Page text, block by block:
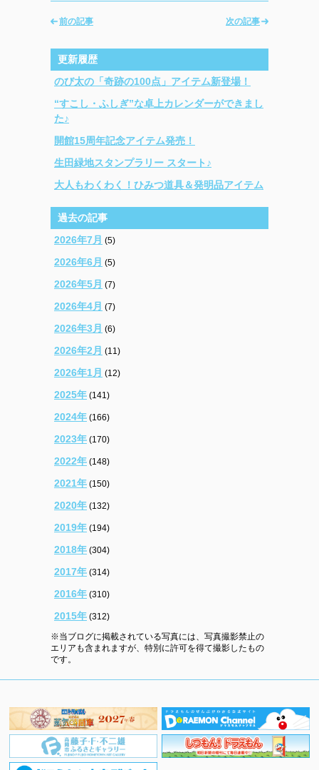
次の記事
前の記事
更新履歴
のび太の「奇跡の100点」アイテム新登場！
“すこし・ふしぎ”な卓上カレンダーができまし
た♪
開館15周年記念アイテム発売！
生田緑地スタンプラリー スタート♪
大人もわくわく！ひみつ道具＆発明品アイテム
過去の記事
2026年7月 (5)
2026年6月 (5)
2026年5月 (7)
2026年4月 (7)
2026年3月 (6)
2026年2月 (11)
2026年1月 (12)
2025年 (141)
2024年 (166)
2023年 (170)
2022年 (148)
2021年 (150)
2020年 (132)
2019年 (194)
2018年 (304)
2017年 (314)
2016年 (310)
2015年 (312)
※当ブログに掲載されている写真には、写真撮影禁止の
エリアも含まれますが、特別に許可を得て撮影したもの
です。